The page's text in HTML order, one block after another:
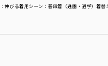
：伸びる着用シーン ：普段着（通園・通学） 着替